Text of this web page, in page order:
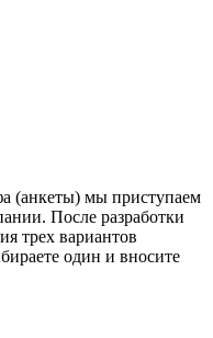
(анкеты) мы приступаем
После разработки
трех вариантов
один и вносите